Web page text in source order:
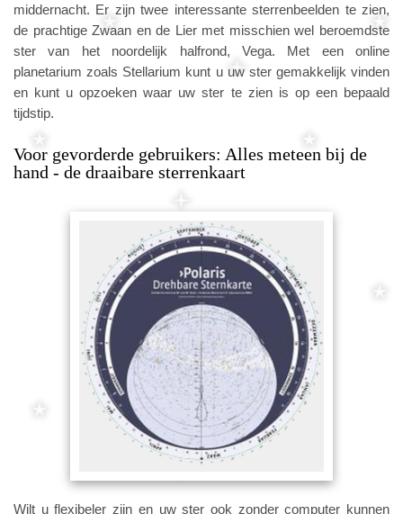
middernacht. Er zijn twee interessante sterrenbeelden te zien,
de prachtige Zwaan en de Lier met misschien wel beroemdste
ster van het noordelijk halfrond, Vega. Met een online
planetarium zoals Stellarium kunt u uw ster gemakkelijk vinden
en kunt u opzoeken waar uw ster te zien is op een bepaald
tijdstip.
Voor gevorderde gebruikers: Alles meteen bij de
hand - de draaibare sterrenkaart
Wilt u flexibeler zijn en uw ster ook zonder computer kunnen